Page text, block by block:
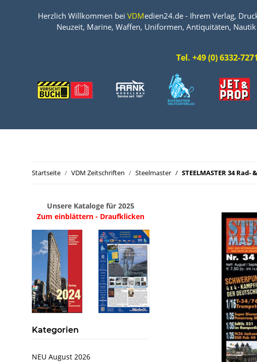
Herzlich Willkommen bei VDMedien24.de - Ihrem Verlag,
Neuzeit, Marine, Waffen, Uniformen, Antiquitäten,
Tel. +49 (0) 6332-
Startseite VDM Zeitschriften Steelmaster STEELMASTER 34
Unsere Kataloge für 2025
Zum einblättern - Draufklicken
Kategorien
NEU August 2026